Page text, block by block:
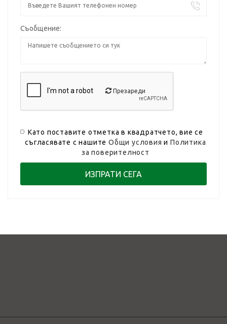
Съобщение:
Презареди
Като поставите отметка в квадратчето, вие се
съгласявате с нашитеОбщи условия иПолитика
за поверителност